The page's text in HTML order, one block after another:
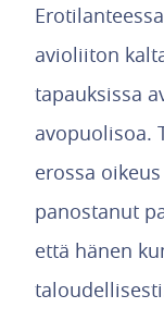
avioliiton
tapauksissa
avopuolisoa.
erossa
panostanut
että hänen